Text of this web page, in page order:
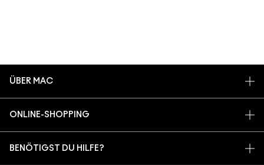
ÜBER MAC
UNSERE ARTISTS
ONLINE-SHOPPING
REGISTRIERE DICH FÜR DEN NEWSLETTER
BENÖTIGST DU HILFE?